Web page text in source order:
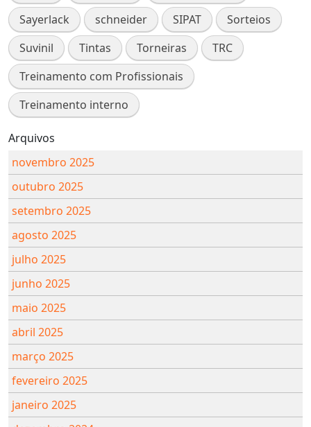
Sayerlack
schneider SIPAT
Sorteios
Suvinil
Tintas Torneiras
TRC
Treinamento com Profissionais
Treinamento interno
Arquivos
novembro 2025
outubro 2025
setembro 2025
agosto 2025
julho 2025
junho 2025
maio 2025
abril 2025
março 2025
fevereiro 2025
janeiro 2025